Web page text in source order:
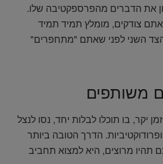
את הדברים מהפרספקטיבה שלו.
צודקים, מומלץ תמיד תמיד
הצד השני לפני שאתם "מתחפרים"
משותפים
יקר, בו תוכלו לבלות יחד, נסו לנצל
הדרך הטובה ביותר
תהיו מרוצים, היא למצוא תחביב